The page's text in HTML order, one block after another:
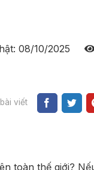
08/10/2025
viết
toàn thế giới?